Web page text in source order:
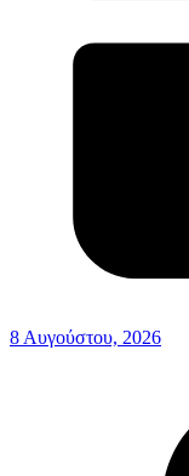
8 Αυγούστου, 2026